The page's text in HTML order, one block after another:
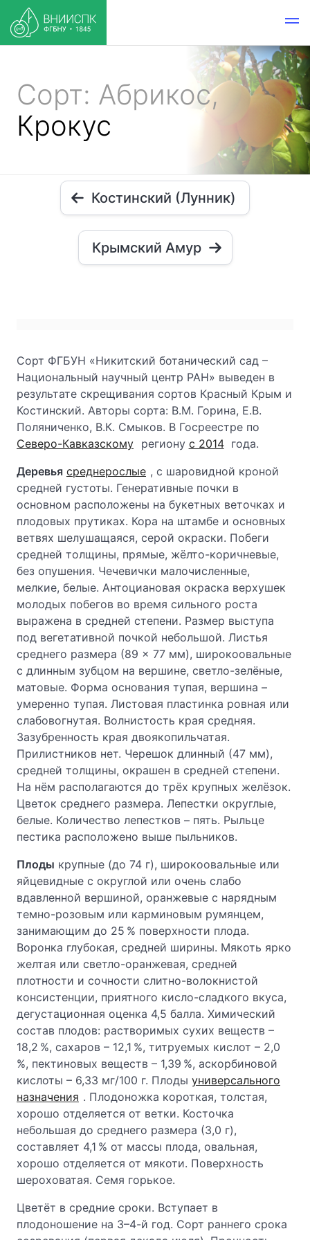
Сорт: Абрикос,
Крокус
Костинский (Лунник)
Крымский Амур
Сорт ФГБУН «Никитский ботанический сад –
Национальный научный центр РАН» выведен в
результате скрещивания сортов Красный Крым и
Костинский. Авторы сорта: В.М. Горина, Е.В.
Поляниченко, В.К. Смыков. В Госреестре по
Северо-Кавказскому региону с 2014 года.
Деревья среднерослые , с шаровидной кроной
средней густоты. Генеративные почки в
основном расположены на букетных веточках и
плодовых прутиках. Кора на штамбе и основных
ветвях шелушащаяся, серой окраски. Побеги
средней толщины, прямые, жёлто-коричневые,
без опушения. Чечевички малочисленные,
мелкие, белые. Антоциановая окраска верхушек
молодых побегов во время сильного роста
выражена в средней степени. Размер выступа
под вегетативной почкой небольшой. Листья
среднего размера (89 × 77 мм), широкоовальные
с длинным зубцом на вершине, светло-зелёные,
матовые. Форма основания тупая, вершина –
умеренно тупая. Листовая пластинка ровная или
слабовогнутая. Волнистость края средняя.
Зазубренность края двоякопильчатая.
Прилистников нет. Черешок длинный (47 мм),
средней толщины, окрашен в средней степени.
На нём располагаются до трёх крупных желёзок.
Цветок среднего размера. Лепестки округлые,
белые. Количество лепестков – пять. Рыльце
пестика расположено выше пыльников.
Плоды крупные (до 74 г), широкоовальные или
яйцевидные с округлой или очень слабо
вдавленной вершиной, оранжевые с нарядным
темно-розовым или карминовым румянцем,
занимающим до 25 % поверхности плода.
Воронка глубокая, средней ширины. Мякоть ярко
желтая или светло-оранжевая, средней
плотности и сочности слитно-волокнистой
консистенции, приятного кисло-сладкого вкуса,
дегустационная оценка 4,5 балла. Химический
состав плодов: растворимых сухих веществ –
18,2 %, сахаров – 12,1 %, титруемых кислот – 2,0
%, пектиновых веществ – 1,39 %, аскорбиновой
кислоты – 6,33 мг/100 г. Плоды универсального
назначения . Плодоножка короткая, толстая,
хорошо отделяется от ветки. Косточка
небольшая до среднего размера (3,0 г),
составляет 4,1 % от массы плода, овальная,
хорошо отделяется от мякоти. Поверхность
шероховатая. Семя горькое.
Цветёт в средние сроки. Вступает в
плодоношение на 3–4-й год. Сорт раннего срока